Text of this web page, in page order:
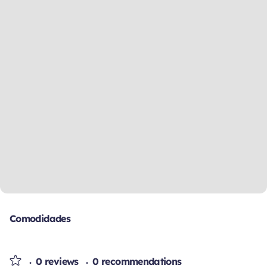
Comodidades
0 reviews 0 recommendations